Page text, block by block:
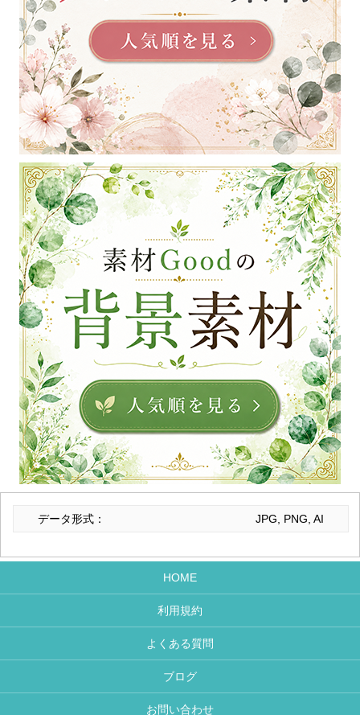
データ形式： JPG, PNG, AI
HOME
利用規約
よくある質問
ブログ
お問い合わせ